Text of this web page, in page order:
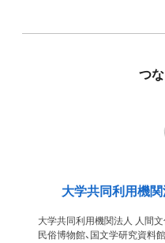
つ
大学共同利用機
大学共同利用機関法人 人間
民俗博物館、国文学研究資料